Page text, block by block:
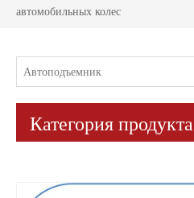
автомобильных колес
Категория продукта